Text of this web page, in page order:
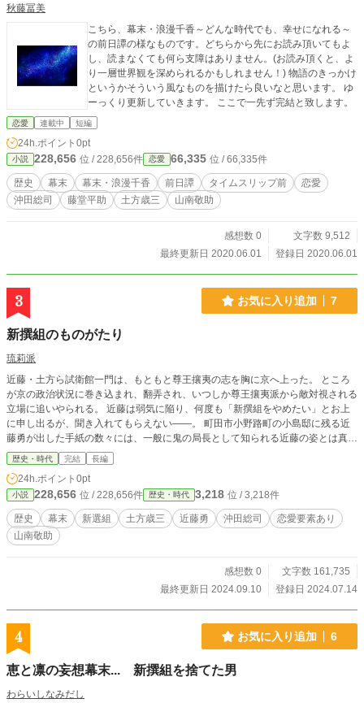
秋藤冨美
こちら、幕末・浪漫千香～どんな時代でも、幸せになれる～
の前日譚の様なものです。どちらから先にお読み頂いてもよ
し、読まなくても何ら支障はありません。(お読み頂くと、よ
り一層世界観を深められるかもしれません！) 物語のきっかけ
というかそういう風なものを描けたら良いなと思います。 ゆ
ーっくり更新していきます。 ここで一先ず完結と致します。
恋愛 連載中 短編
24h.ポイント 0pt
小説 228,656 位 / 228,656件 恋愛 66,335 位 / 66,335件
歴史 幕末 幕末・浪漫千香 前日譚 タイムスリップ前
恋愛
沖田総司
藤堂平助 土方歳三 山南敬助
感想数 0
文字数 9,512
最終更新日 2020.06.01
登録日 2020.06.01
3 お気に入り追加 7
新撰組のものがたり
琉莉派
近藤・土方ら試衛館一門は、もともと尊王攘夷の志を胸に京へ上った。 ところ
が京の政治状況に巻き込まれ、翻弄され、いつしか尊王攘夷派から敵対視される
立場に追いやられる。 近藤は弱気に陥り、何度も「新撰組をやめたい」とお上
に申し出るが、聞き入れてもらえない――。 町田市小野路町の小島邸に残る近
藤勇が出した手紙の数々には、一般に鬼の局長として知られる近藤の姿とは真逆
の、弱々しい一面が克明にあらわれている。 近藤はずっと、新撰組を解散して
多摩に帰りたいと思っていたのだ。 最新の歴史研究で明らかになった新撰組の
実相を、真正面から描きます。 主人公は土方歳三。 彼の恋と戦いの日々がメイ
ンとなります。
歴史・時代 完結 長編
24h.ポイント 0pt
小説 228,656 位 / 228,656件 歴史・時代 3,218 位 / 3,218件
歴史 幕末 新選組 土方歳三 近藤勇 沖田総司
恋愛要素あり
山南敬助
感想数 0
文字数 161,735
最終更新日 2024.09.10
登録日 2024.07.14
4 お気に入り追加 6
恵と凛の妄想幕末... 新撰組を捨てた男
わらいしなみだし